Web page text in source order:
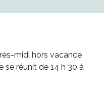
midi hors vacance
se réunit de 14 h 30 à